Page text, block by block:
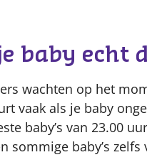
baby echt
wachten op het
vaak als je baby
baby’s van 23.00
sommige baby’s